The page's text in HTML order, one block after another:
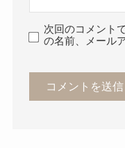
次回のコメント
の名前、メール